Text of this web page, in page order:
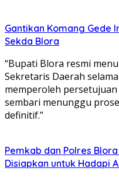
Gantikan Komang Gede
Sekda Blora
“Bupati Blora resmi
Sekretaris Daerah
memperoleh
sembari menunggu
definitif.”
Pemkab dan Polres
Disiapkan untuk Hadapi